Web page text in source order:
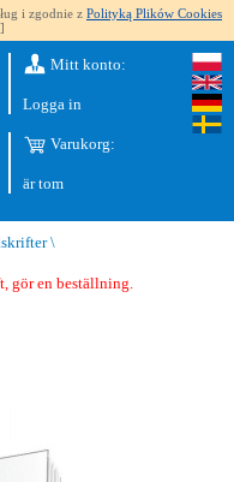
i zgodnie z Polityką Plików Cookies
Mitt konto:
Logga in
Varukorg:
är tom
\
gör en beställning.